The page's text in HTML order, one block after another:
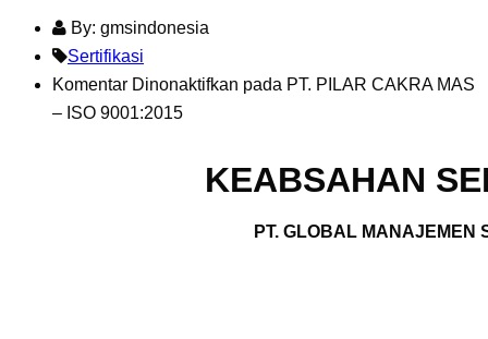
By: gmsindonesia
Sertifikasi
Komentar Dinonaktifkan pada PT. PILAR CAKRA MAS
– ISO 9001:2015
KEABSAHAN
PT. GLOBAL MANAJEMEN